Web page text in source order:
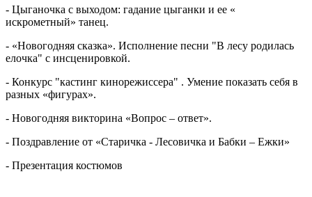
- Цыганочка с выходом: гадание цыганки и ее «
искрометный» танец.
- «Новогодняя сказка». Исполнение песни "В лесу родилась
елочка" с инсценировкой.
- Конкурс "кастинг кинорежиссера" . Умение показать себя в
разных «фигурах».
- Новогодняя викторина «Вопрос – ответ».
- Поздравление от «Старичка - Лесовичка и Бабки – Ежки»
- Презентация костюмов